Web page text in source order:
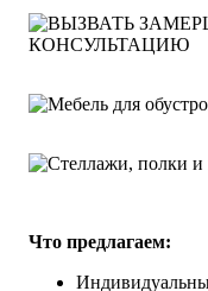
КОНСУЛЬТАЦИЮ
Что предлагаем: